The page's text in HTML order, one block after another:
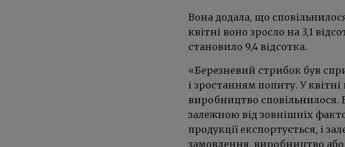
Вона додала, що
квітні воно зросло на 3,1
становило 9,4 відсотка.
«Березневий стрибок був
і зростанням попиту. У
виробництво сповільнилося.
залежною від зовнішніх
продукції експортується, і
замовлення, виробництво